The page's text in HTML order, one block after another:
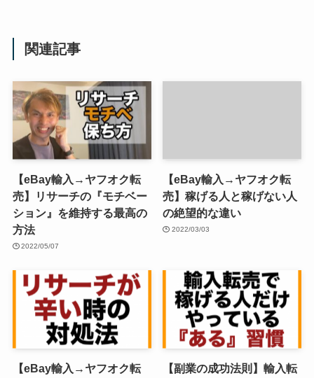
関連記事
【eBay輸入→ヤフオク転
売】リサーチの『モチベー
ション』を維持する最高の
方法
2022/05/07
【eBay輸入→ヤフオク転
売】稼げる人と稼げない人
の絶望的な違い
2022/03/03
【eBay輸入→ヤフオク転 【副業の成功法則】輸入転